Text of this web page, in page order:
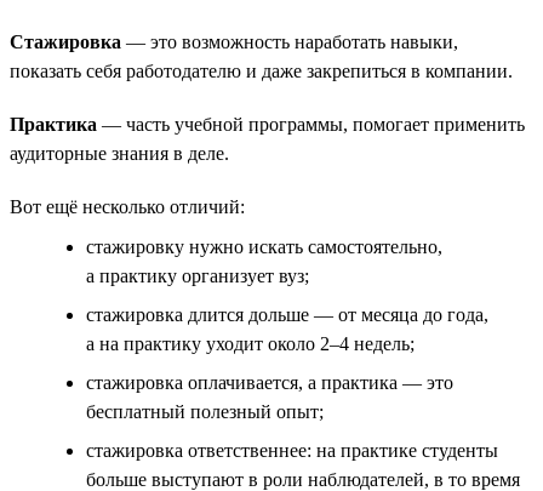
Стажировка — это возможность наработать навыки,
показать себя работодателю и даже закрепиться в компании.
Практика — часть учебной программы, помогает применить
аудиторные знания в деле.
Вот ещё несколько отличий:
стажировку нужно искать самостоятельно,
а практику организует вуз;
стажировка длится дольше — от месяца до года,
а на практику уходит около 2–4 недель;
стажировка оплачивается, а практика — это
бесплатный полезный опыт;
стажировка ответственнее: на практике студенты
больше выступают в роли наблюдателей, в то время